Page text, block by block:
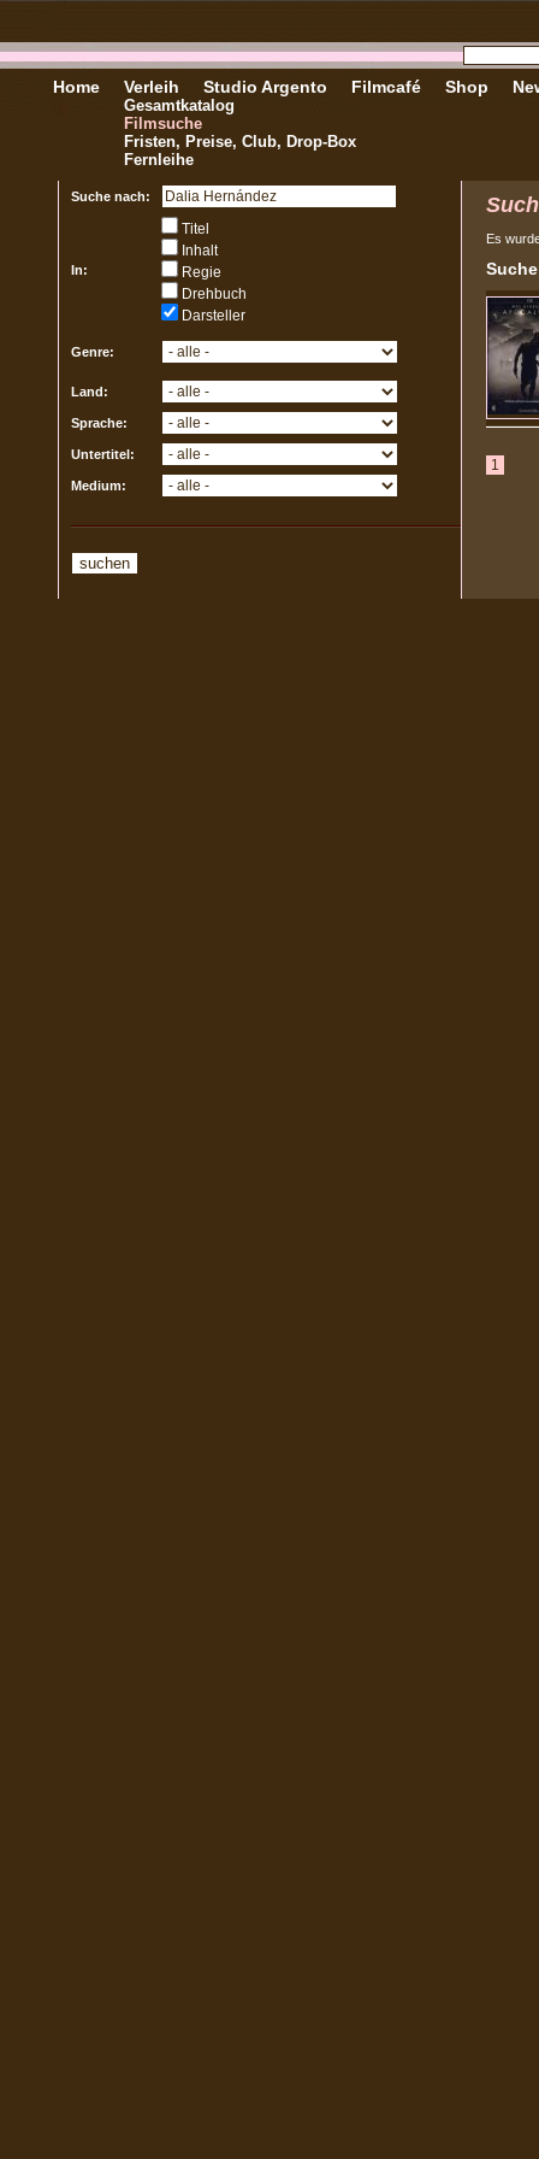
Home Verleih
Gesamtkatalog
Filmsuche
Fristen, Preise, Club, Drop-Box
Fernleihe
Studio Argento Filmcafé Shop
Suche nach:
In:
Titel
Inhalt
Regie
Drehbuch
Darsteller
Genre:
Land:
Sprache:
Untertitel:
Medium:
Es
1